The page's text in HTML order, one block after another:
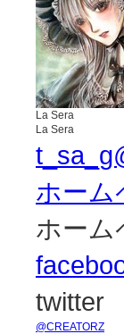
La Sera
La Sera
ホーム
ホーム
twitter
@CREATORZ